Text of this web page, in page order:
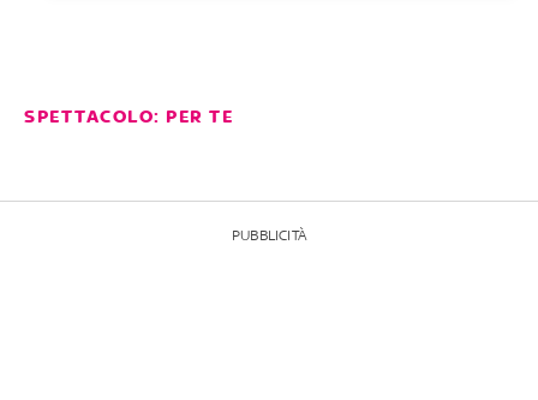
SPETTACOLO: PER TE
PUBBLICITÀ